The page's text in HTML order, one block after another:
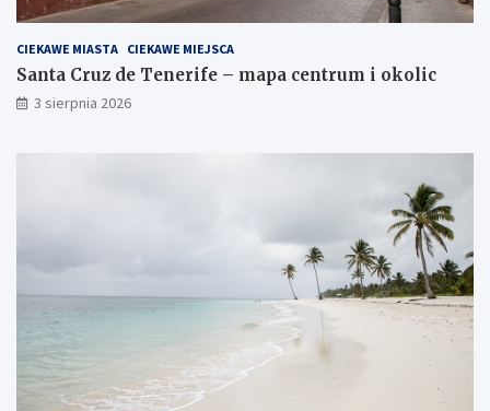
CIEKAWE MIASTA CIEKAWE MIEJSCA
Santa Cruz de Tenerife – mapa centrum i okolic
3 sierpnia 2026